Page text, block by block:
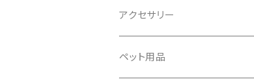
アクセサリー
ペット用品